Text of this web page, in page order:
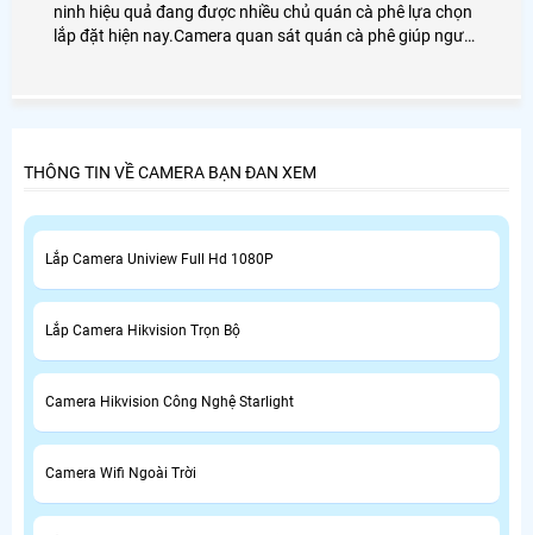
ninh hiệu quả đang được nhiều chủ quán cà phê lựa chọn
lắp đặt hiện nay.Camera quan sát quán cà phê giúp người
THÔNG TIN VỀ CAMERA BẠN ĐAN XEM
Lắp Camera Uniview Full Hd 1080P
Lắp Camera Hikvision Trọn Bộ
Camera Hikvision Công Nghệ Starlight
Camera Wifi Ngoài Trời